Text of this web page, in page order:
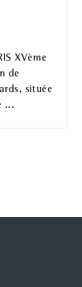
XVème
de
située
...